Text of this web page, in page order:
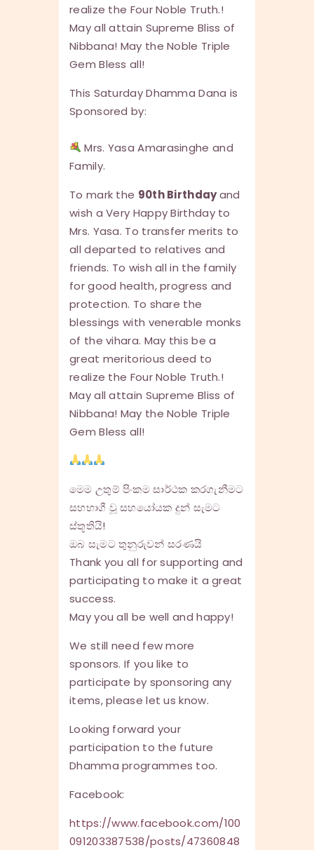
realize the Four Noble Truth.!
May all attain Supreme Bliss of
Nibbana! May the Noble Triple
Gem Bless all!
This Saturday Dhamma Dana is
Sponsored by:
Mrs. Yasa Amarasinghe and
Family.
To mark the 90th Birthdayand
wish a Very Happy Birthday to
Mrs. Yasa. To transfer merits to
all departed to relatives and
friends. To wish all in the family
for good health, progress and
protection. To share the
blessings with venerable monks
of the vihara. May this be a
great meritorious deed to
realize the Four Noble Truth.!
May all attain Supreme Bliss of
Nibbana! May the Noble Triple
Gem Bless all!
මෙම උතුම් පිංකම සාර්ථක කරගැනීමට
සහභාගී වූ සහයෝයක දුන් සැමට
ස්තූතියි!
ඔබ සැමට තුනුරුවන් සරණයි
Thank you all for supporting and
participating to make it a great
success.
May you all be well and happy!
We still need few more
sponsors. If you like to
participate by sponsoring any
items, please let us know.
Looking forward your
participation to the future
Dhamma programmes too.
Facebook:
https://www.facebook.com/100
091203387538/posts/47360848